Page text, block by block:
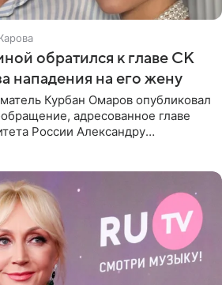
обратился к главе СК
нападения на его жену
Курбан Омаров опубликовал
адресованное главе
России Александру